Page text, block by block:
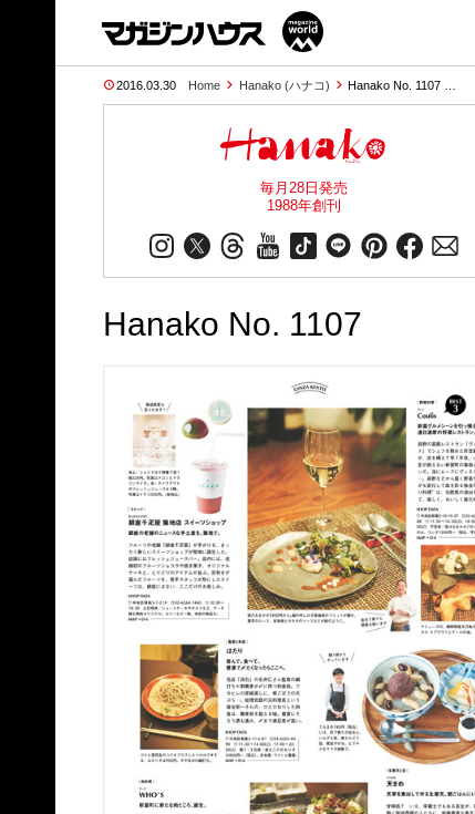
2016.03.30 Home Hanako (ハナコ) Hanako No. 1107 …
毎月28日発売
1988年創刊
Hanako No. 1107